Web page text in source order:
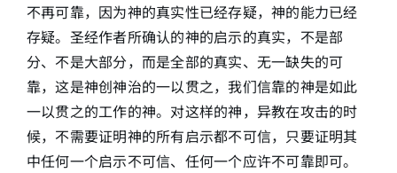
不再可靠，因为神的真实性已经存疑，神的能力已经
存疑。圣经作者所确认的神的启示的真实，不是部
分、不是大部分，而是全部的真实、无一缺失的可
靠，这是神创神治的一以贯之，我们信靠的神是如此
一以贯之的工作的神。对这样的神，异教在攻击的时
候，不需要证明神的所有启示都不可信，只要证明其
中任何一个启示不可信、任何一个应许不可靠即可。